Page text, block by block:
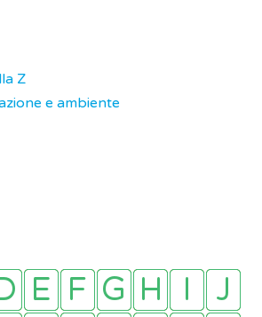
Z
e ambiente